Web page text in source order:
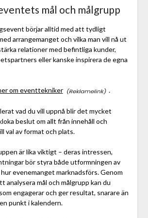
mål och målgrupp
börjar alltid med att tydligt
arrangemanget och vilka man vill nå ut
relationer med befintliga kunder,
eller kanske inspirera de egna
om eventtekniker .
vad du vill uppnå blir det mycket
beslut om allt från innehåll och
val av format och plats.
är lika viktigt – deras intressen,
bör styra både utformningen av
evenemanget marknadsförs. Genom
analysera mål och målgrupp kan du
engagerar och ger resultat, snarare än
punkt i kalendern.